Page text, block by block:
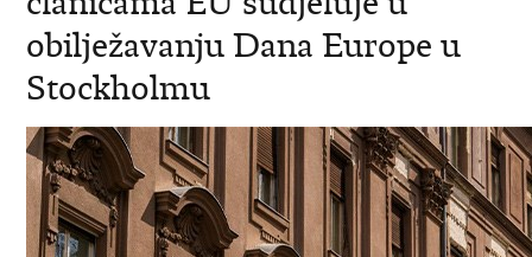
obilježavanju Dana Europe u
Stockholmu